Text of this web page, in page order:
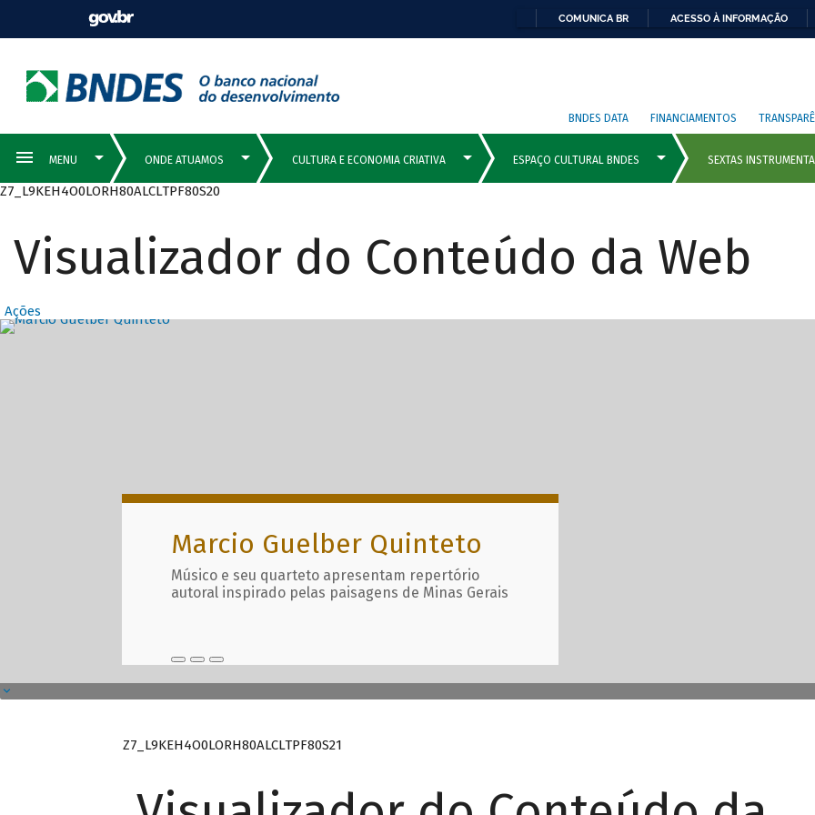
COMUNICA BR ACESSO À INFORMAÇÃO
BNDES DATA FINANCIAMENTOS
Z7_L9KEH4O0LORH80ALCLTPF80S20
Visualizador do Conteúdo da Web
Ações
Destaques Principais com
Marcio Guelber Quinteto
Músico e seu quarteto apresentam repertório
autoral inspirado pelas paisagens de Minas Gerais
Z7_L9KEH4O0LORH80ALCLTPF80S21